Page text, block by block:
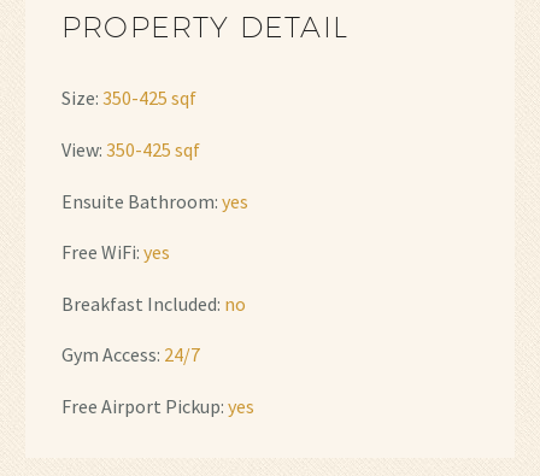
PROPERTY DETAIL
Size: 350-425 sqf
View: 350-425 sqf
Ensuite Bathroom: yes
Free WiFi: yes
Breakfast Included: no
Gym Access: 24/7
Free Airport Pickup: yes